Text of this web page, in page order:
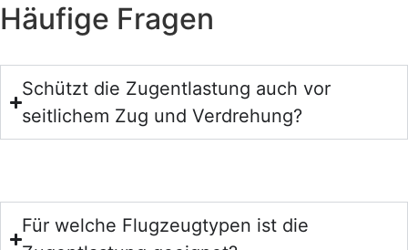
Häufige Fragen
Schützt die Zugentlastung auch vor
seitlichem Zug und Verdrehung?
Für welche Flugzeugtypen ist die